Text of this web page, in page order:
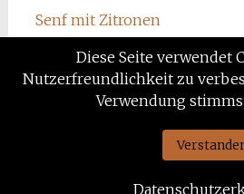
Senf mit Zitronen
Senf mit Wodka
Stolz präsentiert vonWordPress
ThemeGrill.
Diese Seite verwendet
Nutzerfreundlichkeit zu
Verwendung